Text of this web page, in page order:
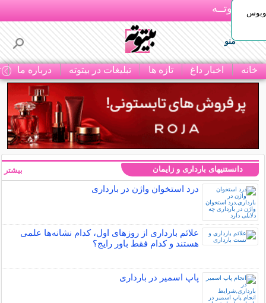
بـیتوتــه
منو
خانه اخبار داغ تازه ها تبلیغات در بیتوته درباره ما
دانستنیهای بارداری و زایمان
درد استخوان واژن در بارداری
علائم بارداری از روزهای اول، کدام نشانه‌ها علمی
هستند و کدام فقط باور رایج؟
پاپ اسمیر در بارداری
بیشتر